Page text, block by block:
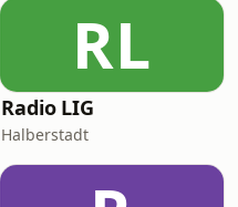
RL
Radio LIG
Halberstadt